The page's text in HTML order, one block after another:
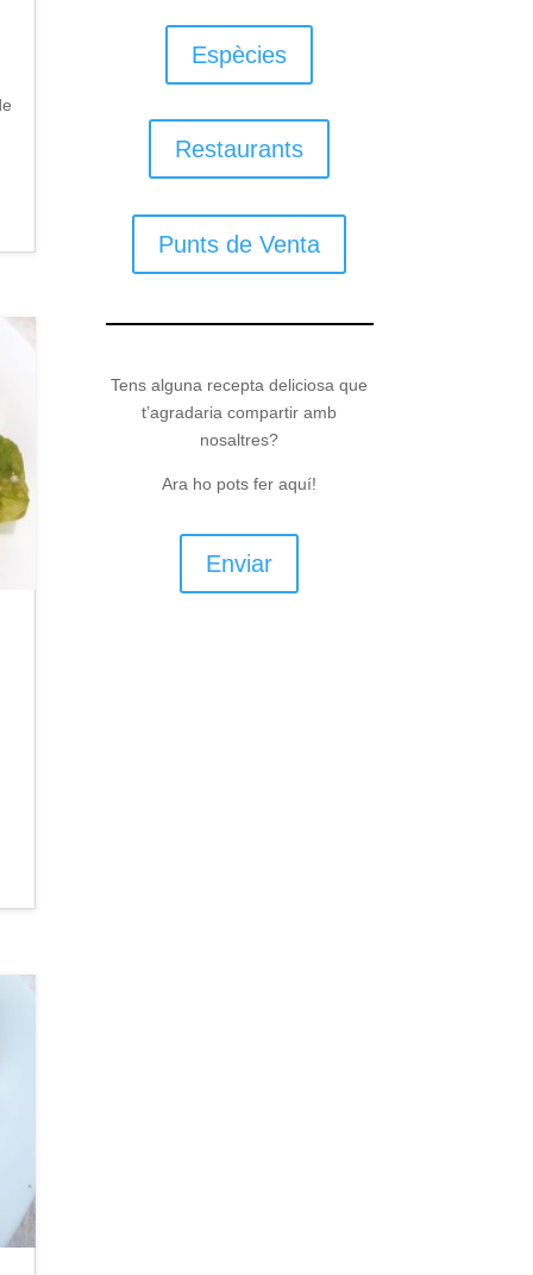
Espècies
Restaurants
Punts de Venta
Tens alguna recepta deliciosa que
t’agradaria compartir amb
nosaltres?
Ara ho pots fer aquí!
Enviar